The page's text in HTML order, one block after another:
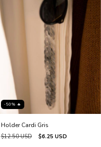
-50% 🔥
Holder Cardi Gris
$12.50 USD $6.25 USD